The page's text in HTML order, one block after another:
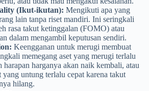
(Ikut-ikutan): Mengikuti apa yang
lain tanpa riset mandiri. Ini seringkali
rasa takut ketinggalan (FOMO) atau
dalam mengambil keputusan sendiri.
Keengganan untuk merugi membuat
memegang aset yang merugi terlalu
harapan harganya akan naik kembali, atau
yang untung terlalu cepat karena takut
hilang.